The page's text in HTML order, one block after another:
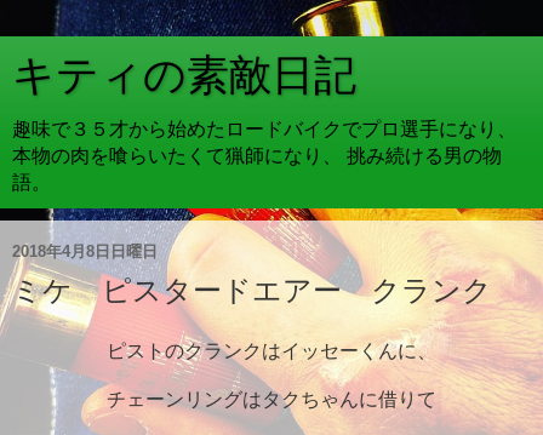
キティの素敵日記
趣味で３５才から始めたロードバイクでプロ選手になり、
本物の肉を喰らいたくて猟師になり、 挑み続ける男の物
語。
2018年4月8日日曜日
ミケ ピスタードエアー クランク
ピストのクランクはイッセーくんに、
チェーンリングはタクちゃんに借りて